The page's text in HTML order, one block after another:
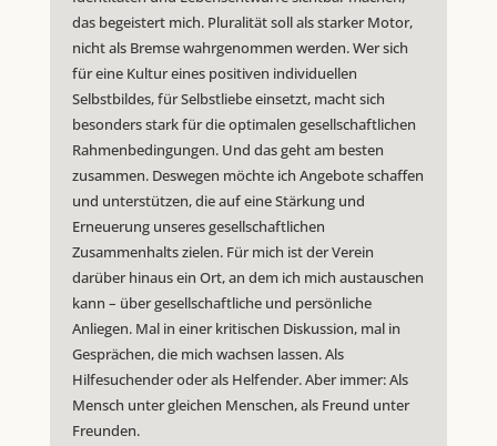
das begeistert mich. Pluralität soll als starker Motor,
nicht als Bremse wahrgenommen werden. Wer sich
für eine Kultur eines positiven individuellen
Selbstbildes, für Selbstliebe einsetzt, macht sich
besonders stark für die optimalen gesellschaftlichen
Rahmenbedingungen. Und das geht am besten
zusammen. Deswegen möchte ich Angebote schaffen
und unterstützen, die auf eine Stärkung und
Erneuerung unseres gesellschaftlichen
Zusammenhalts zielen. Für mich ist der Verein
darüber hinaus ein Ort, an dem ich mich austauschen
kann – über gesellschaftliche und persönliche
Anliegen. Mal in einer kritischen Diskussion, mal in
Gesprächen, die mich wachsen lassen. Als
Hilfesuchender oder als Helfender. Aber immer: Als
Mensch unter gleichen Menschen, als Freund unter
Freunden.